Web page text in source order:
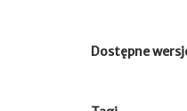
Dostępne